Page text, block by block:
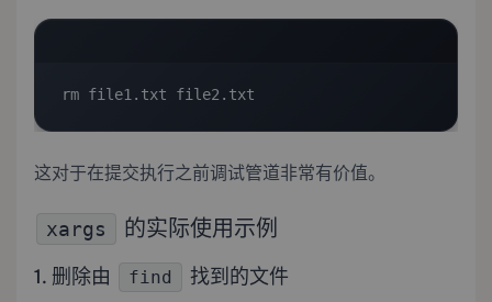
rm file1.txt file2.txt
这对于在提交执行之前调试管道非常有价值。
xargs 的实际使用示例
1. 删除由 find 找到的文件